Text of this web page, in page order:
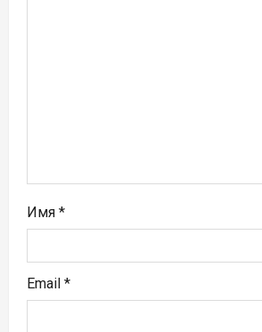
я
м
Имя *
Email *